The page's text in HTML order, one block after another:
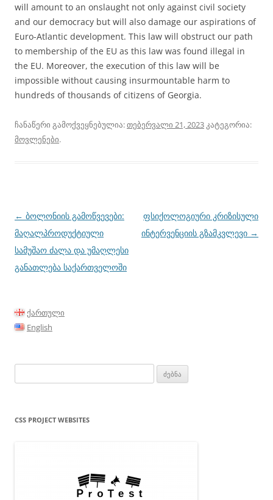
will amount to an onslaught not only against civil society
and our democracy but will also damage our aspirations of
Euro-Atlantic development. This law will obstruct our path
to membership of the EU as this law was found illegal in
the EU. Moreover, the execution of this law will be
impossible without causing insurmountable harm to
hundreds of thousands of citizens of Georgia.
ჩანაწერი გამოქვეყნებულია:თებერვალი 21, 2023კატეგორია:
მოვლენები.
პოსტის
ნავიგაცია
← ბოლონიის გამოწვევები:
მაღალპროდუქტიული
სამუშაო ძალა და უმაღლესი
განათლება საქართველოში
ფსიქოლოგიური კრიზისული
ინტერვენციის გზამკვლევი →
ქართული
English
CSS PROJECT WEBSITES